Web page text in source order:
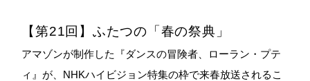
【第21回】ふたつの「春の祭典」
アマゾンが制作した『ダンスの冒険者、ローラン・プテ
ィ』が、NHKハイビジョン特集の枠で来春放送されるこ